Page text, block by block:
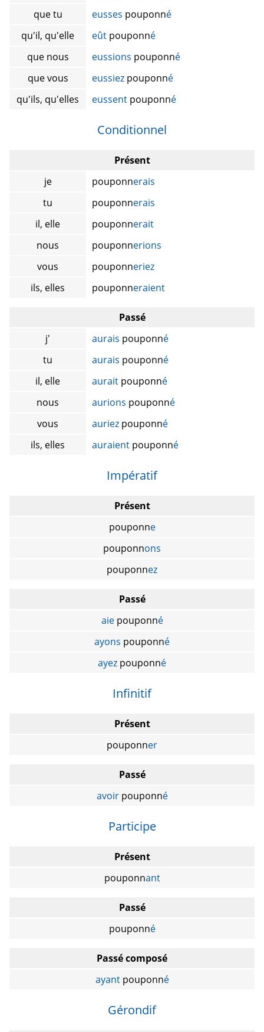
que tu
eusses pouponné
qu'il, qu'elle
eût pouponné
que nous
eussions pouponné
que vous
eussiez pouponné
qu'ils, qu'elles
eussent pouponné
Conditionnel
Présent
je
pouponnerais
tu
pouponnerais
il, elle
pouponnerait
nous
pouponnerions
vous
pouponneriez
ils, elles
pouponneraient
Passé
j'
aurais pouponné
tu
aurais pouponné
il, elle
aurait pouponné
nous
aurions pouponné
vous
auriez pouponné
ils, elles
auraient pouponné
Impératif
Présent
pouponne
pouponnons
pouponnez
Passé
aiepouponné
ayons pouponné
ayez pouponné
Infinitif
Présent
pouponner
Passé
avoirpouponné
Participe
Présent
pouponnant
Passé
pouponné
Passé composé
ayantpouponné
Gérondif